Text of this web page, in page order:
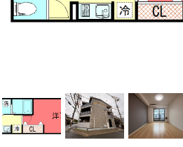
ペット相談OKの賃貸！
ハウスメーカー施工特集！
路線·駅から探す